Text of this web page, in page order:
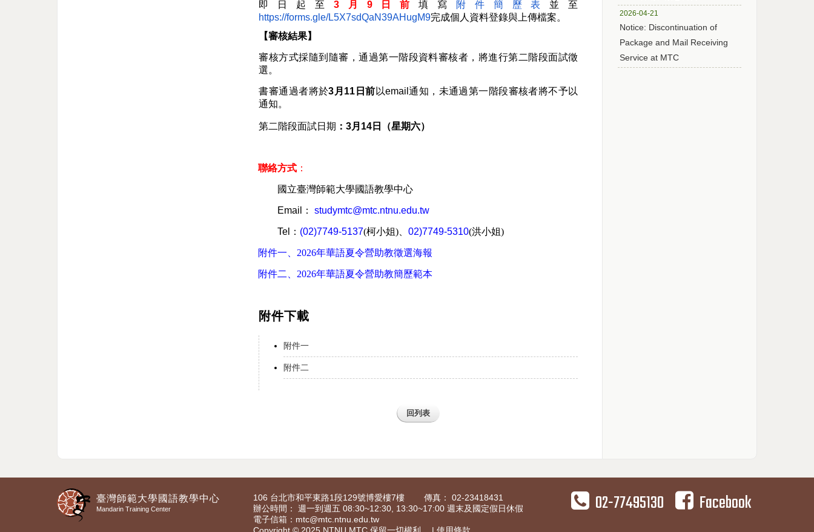
即日起至 3月9日前填寫 附件簡歷表 並至
https://forms.gle/L5X7sdQaN39AHugM9完成個人資料登錄與上傳檔案。
【審核結果】
審核方式採隨到隨審，通過第一階段資料審核者，將進行第二階段面試徵
選。
書審通過者將於3月11日前 以email通知，未通過第一階段審核者將不予以
通知。
第二階段面試日期 ：3月14日（星期六）
聯絡方式：
國立臺灣師範大學國語教學中心
Email： studymtc@mtc.ntnu.edu.tw
Tel： (02)7749-5137(柯小姐)、 02)7749-5310(洪小姐)
附件一、2026年華語夏令營助教徵選海報
附件二、2026年華語夏令營助教簡歷範本
附件下載
附件一
附件二
回列表
2026-04-21
Notice: Discontinuation of
Package and Mail Receiving
Service at MTC
臺灣師範大學國語教學中心
Mandarin Training Center
106 台北市和平東路1段129號博愛樓7樓
傳真： 02-23418431
辦公時間： 週一到週五 08:30~12:30, 13:30~17:00 週末及國定假日休假
電子信箱： mtc@mtc.ntnu.edu.tw
02-77495130 Facebook